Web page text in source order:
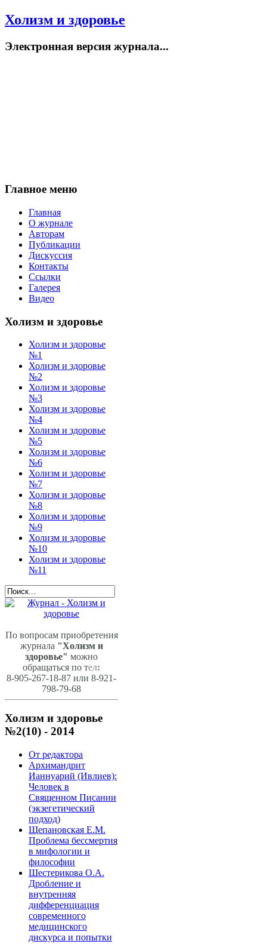
Холизм и здоровье
Электронная версия журнала...
Главное меню
Главная
О журнале
Авторам
Публикации
Дискуссия
Контакты
Ссылки
Галерея
Видео
Холизм и здоровье
Холизм и здоровье
№1
Холизм и здоровье
№2
Холизм и здоровье
№3
Холизм и здоровье
№4
Холизм и здоровье
№5
Холизм и здоровье
№6
Холизм и здоровье
№7
Холизм и здоровье
№8
Холизм и здоровье
№9
Холизм и здоровье
№10
Холизм и здоровье
№11
По вопросам приобретения
журнала "Холизм и
здоровье" можно
обращаться по тел:
8-905-267-18-87 или 8-921-
798-79-68
Холизм и здоровье
№2(10) - 2014
От редактора
Архимандрит
Ианнуарий (Ивлиев):
Человек в
Священном Писании
(экзегетический
подход)
Щепановская Е.М.
Проблема бессмертия
в мифологии и
философии
Шестерикова О.А.
Дробление и
внутренняя
дифференциация
современного
медицинского
дискурса и попытки